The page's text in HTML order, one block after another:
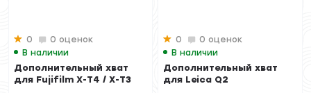
0
0 оценок
В наличии
Дополнительный хват
для Fujifilm X-T4 / X-T3
0
0 оценок
В наличии
Дополнительный хват
для Leica Q2